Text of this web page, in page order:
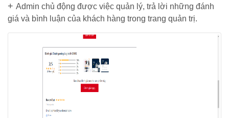
+ Admin chủ động được việc quản lý, trả lời những đánh
giá và bình luận của khách hàng trong trang quản trị.